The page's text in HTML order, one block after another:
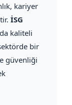
kariyer
İSG
kaliteli
bir
güvenliği